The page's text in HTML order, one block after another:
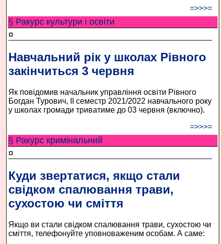
=>>>=
§ Ракурс культури і освіти
¤
Навчальний рік у школах Рівного
закінчиться 3 червня
Як повідомив начальник управління освіти Рівного
Богдан Турович, ІІ семестр 2021/2022 навчального року
у школах громади триватиме до 03 червня (включно).
=>>>=
§ Ракурс кримінальний
¤
Куди звертатися, якщо стали
свідком спалювання трави,
сухостою чи сміття
Якщо ви стали свідком спалювання трави, сухостою чи
сміття, телефонуйте уповноваженим особам. А саме: